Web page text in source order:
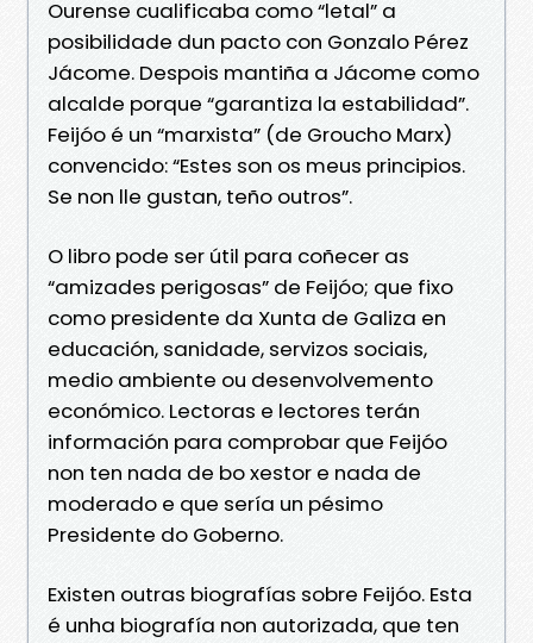
Ourense cualificaba como “letal” a
posibilidade dun pacto con Gonzalo Pérez
Jácome. Despois mantiña a Jácome como
alcalde porque “garantiza la estabilidad”.
Feijóo é un “marxista” (de Groucho Marx)
convencido: “Estes son os meus principios.
Se non lle gustan, teño outros”.
O libro pode ser útil para coñecer as
“amizades perigosas” de Feijóo; que fixo
como presidente da Xunta de Galiza en
educación, sanidade, servizos sociais,
medio ambiente ou desenvolvemento
económico. Lectoras e lectores terán
información para comprobar que Feijóo
non ten nada de bo xestor e nada de
moderado e que sería un pésimo
Presidente do Goberno.
Existen outras biografías sobre Feijóo. Esta
é unha biografía non autorizada, que ten